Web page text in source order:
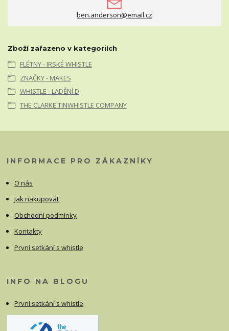
ben.anderson@email.cz
Zboží zařazeno v kategoriích
FLÉTNY - IRSKÉ WHISTLE
ZNAČKY - MAKES
WHISTLE - LADĚNÍ D
THE CLARKE TINWHISTLE COMPANY
INFORMACE PRO ZÁKAZNÍKY
O nás
Jak nakupovat
Obchodní podmínky
Kontakty
První setkání s whistle
INFO NA BLOGU
První setkání s whistle